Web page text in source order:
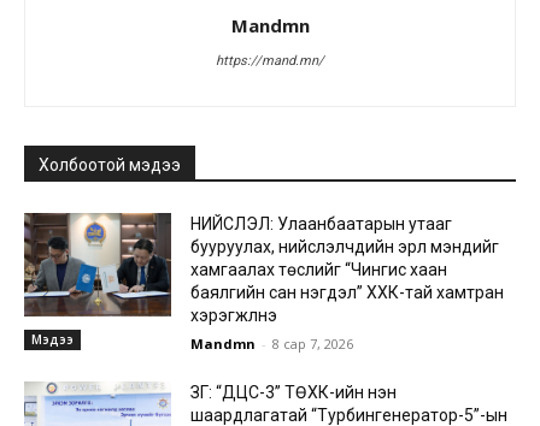
Mandmn
https://mand.mn/
Холбоотой мэдээ
Мэдээ
НИЙСЛЭЛ: Улаанбаатарын утааг
бууруулах, нийслэлчүүдийн эрүүл мэндийг
хамгаалах төслийг “Чингис хаан
баялгийн сан нэгдэл” ХХК-тай хамтран
хэрэгжүүлнэ
Mandmn - 8 сар 7, 2026
ЗГ: “ДЦС-3” ТӨХК-ийн нэн
шаардлагатай “Турбингенератор-5”-ын